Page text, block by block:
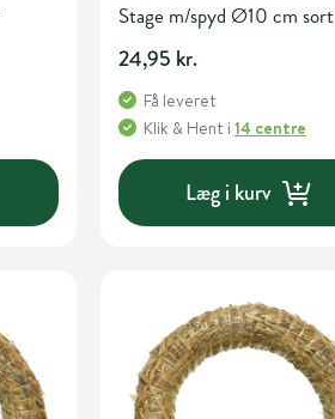
Stage m/spyd Ø10 cm sort
24,95 kr.
Få leveret
Klik & Hent i 14 centre
Læg i kurv